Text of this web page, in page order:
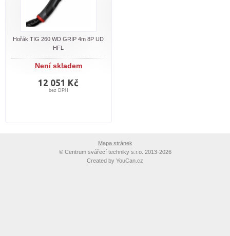
Hořák TIG 260 WD GRIP 4m 8P UD
HFL
Není skladem
12 051 Kč
bez DPH
Mapa stránek
©Centrum svářecí techniky s.r.o. 2013-2026
Created by YouCan.cz